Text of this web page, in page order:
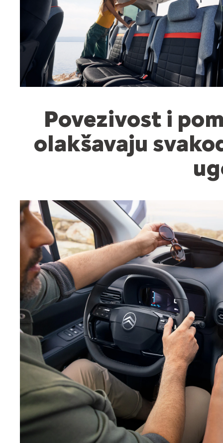
Povezivost i
olakšavaju